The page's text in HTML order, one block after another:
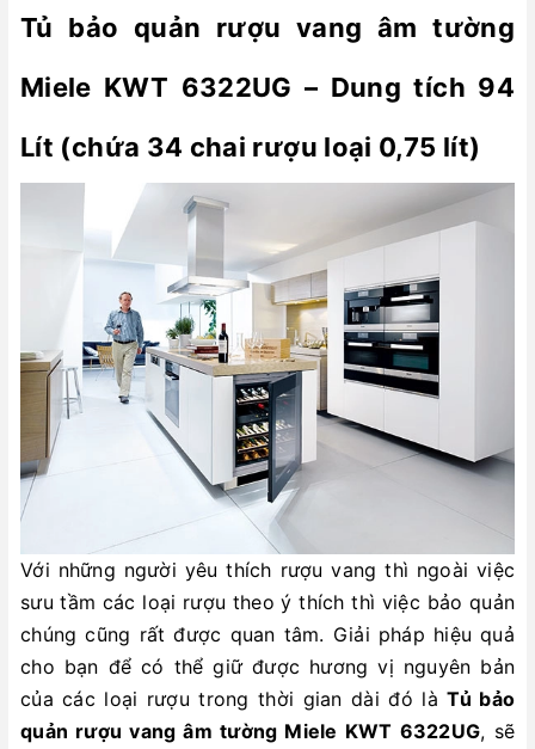
Tủ bảo quản rượu vang âm tường
Miele KWT 6322UG – Dung tích 94
Lít (chứa 34 chai rượu loại 0,75 lít)
Với những người yêu thích rượu vang thì ngoài việc
sưu tầm các loại rượu theo ý thích thì việc bảo quản
chúng cũng rất được quan tâm. Giải pháp hiệu quả
cho bạn để có thể giữ được hương vị nguyên bản
của các loại rượu trong thời gian dài đó làTủ bảo
quản rượu vang âm tường Miele KWT 6322UG, sẽ